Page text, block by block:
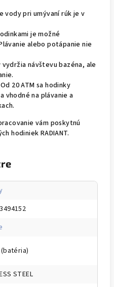
vody pri umývaní rúk je v
je možné
alebo potápanie nie
vydržia návštevu bazéna, ale
20 ATM sa hodinky
vhodné na plávanie a
vám poskytnú
hodiniek RADIANT.
STEEL